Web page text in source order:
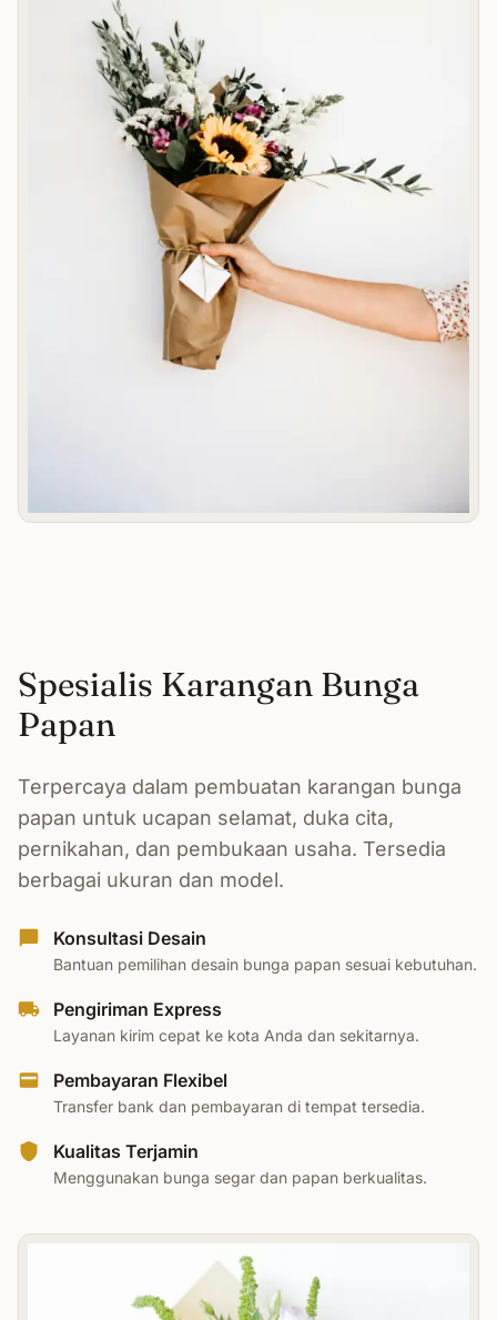
Spesialis Karangan Bunga
Papan
Terpercaya dalam pembuatan karangan bunga
papan untuk ucapan selamat, duka cita,
pernikahan, dan pembukaan usaha. Tersedia
berbagai ukuran dan model.
Konsultasi Desain
Bantuan pemilihan desain bunga papan sesuai kebutuhan.
Pengiriman Express
Layanan kirim cepat ke kota Anda dan sekitarnya.
Pembayaran Flexibel
Transfer bank dan pembayaran di tempat tersedia.
Kualitas Terjamin
Menggunakan bunga segar dan papan berkualitas.